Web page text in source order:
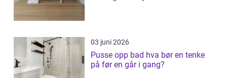
03 juni 2026
Pusse opp bad hva bør en tenke
på før en går i gang?